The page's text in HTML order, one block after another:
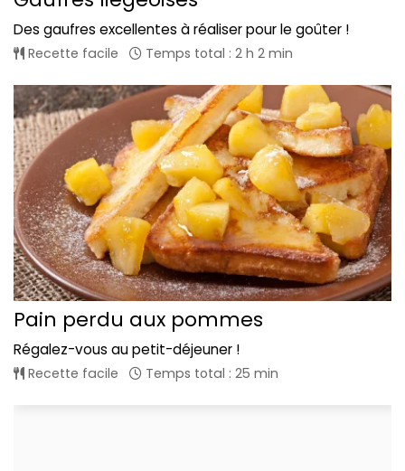
Des gaufres excellentes à réaliser pour le goûter !
Recette facile Temps total : 2 h 2 min
Pain perdu aux pommes
Régalez-vous au petit-déjeuner !
Recette facile Temps total : 25 min